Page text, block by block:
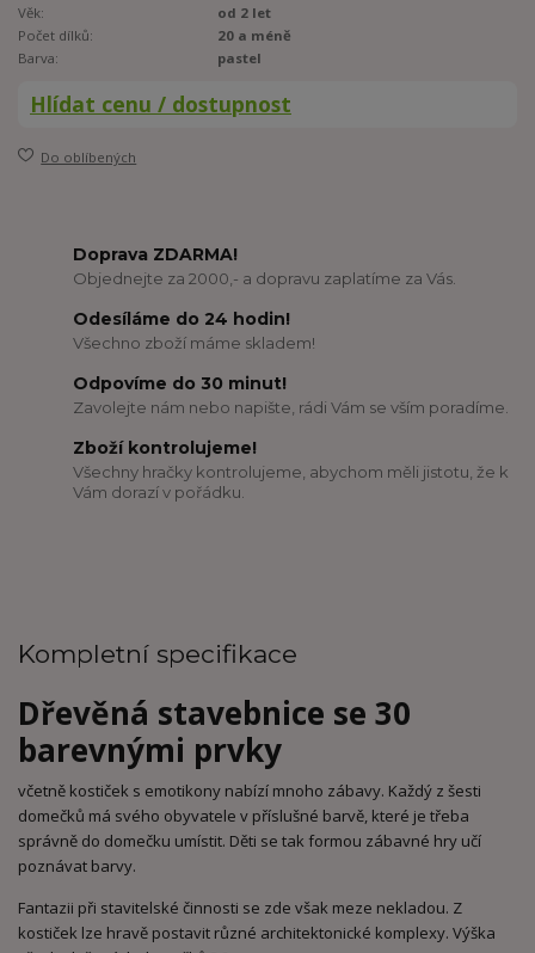
Věk:
od 2 let
Počet dílků:
20 a méně
Barva:
pastel
Hlídat cenu / dostupnost
Do oblíbených
Doprava ZDARMA!
Objednejte za 2000,- a dopravu zaplatíme za Vás.
Odesíláme do 24 hodin!
Všechno zboží máme skladem!
Odpovíme do 30 minut!
Zavolejte nám nebo napište, rádi Vám se vším poradíme.
Zboží kontrolujeme!
Všechny hračky kontrolujeme, abychom měli jistotu, že k
Vám dorazí v pořádku.
Kompletní specifikace
Dřevěná stavebnice se 30
barevnými prvky
včetně kostiček s emotikony nabízí mnoho zábavy. Každý z šesti
domečků má svého obyvatele v příslušné barvě, které je třeba
správně do domečku umístit. Děti se tak formou zábavné hry učí
poznávat barvy.
Fantazii při stavitelské činnosti se zde však meze nekladou. Z
kostiček lze hravě postavit různé architektonické komplexy. Výška